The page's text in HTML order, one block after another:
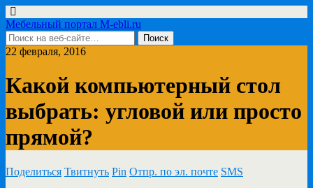
Мебельный портал M-ebli.ru
22 февраля, 2016
Какой компьютерный стол
выбрать: угловой или просто
прямой?
Поделиться Твитнуть Pin Отпр. по эл. почте SMS